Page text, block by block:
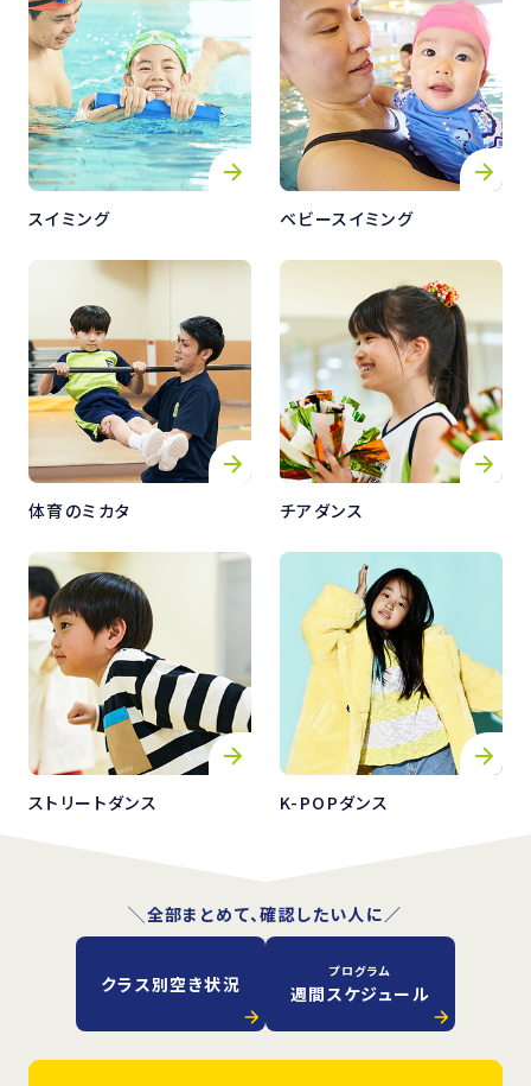
スイミング ベビースイミング
体育のミカタ チアダンス
ストリートダンス K-POPダンス
╲全部まとめて、確認したい人に／
クラス別空き状況
プログラム
週間スケジュール